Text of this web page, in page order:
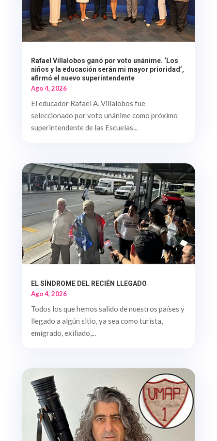
Rafael Villalobos ganó por voto unánime. ‘Los
niños y la educación serán mi mayor prioridad’,
afirmó el nuevo superintendente
Ago 4, 2026
El educador Rafael A. Villalobos fue
seleccionado por voto unánime como próximo
superintendente de las Escuelas...
EL SÍNDROME DEL RECIÉN LLEGADO
Ago 4, 2026
Todos los que hemos salido de nuestros países y
llegado a algún sitio, ya sea como turista,
emigrado, exiliado,...